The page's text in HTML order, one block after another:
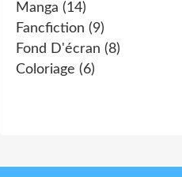
Manga (14)
Fancfiction (9)
Fond D'écran (8)
Coloriage (6)